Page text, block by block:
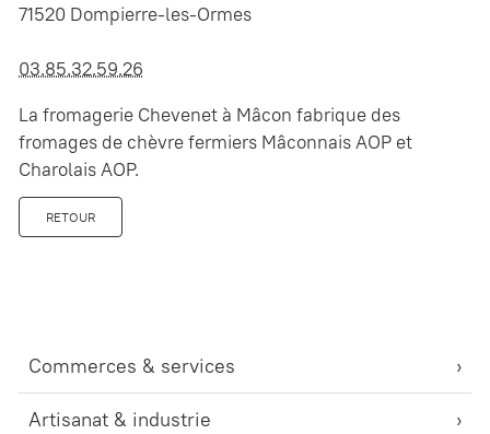
Commerces & services
Artisanat & industrie
71520 Dompierre-les-Ormes
03.85.32.59.26
La fromagerie Chevenet à Mâcon fabrique des
fromages de chèvre fermiers Mâconnais AOP et
Charolais AOP.
RETOUR